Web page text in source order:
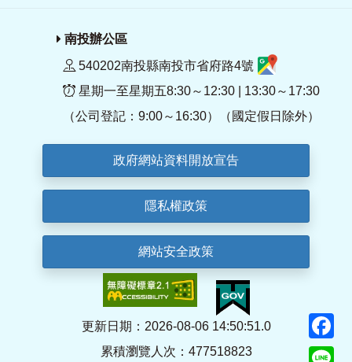
南投辦公區
540202南投縣南投市省府路4號
星期一至星期五8:30～12:30 | 13:30～17:30
（公司登記：9:00～16:30）（國定假日除外）
政府網站資料開放宣告
隱私權政策
網站安全政策
更新日期：2026-08-06 14:50:51.0
累積瀏覽人次：477518823